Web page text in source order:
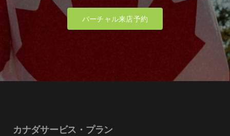
バーチャル来店予約
カナダサービス・プラン